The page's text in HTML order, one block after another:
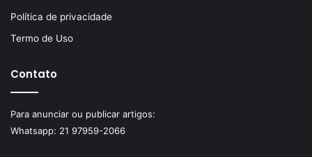
Política de privacidade
Termo de Uso
Contato
Para anunciar ou publicar artigos:
Whatsapp: 21 97959-2066